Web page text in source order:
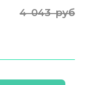
4 043 руб